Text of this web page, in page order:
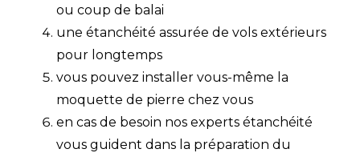
ou coup de balai
une étanchéité assurée de vols extérieurs
pour longtemps
vous pouvez installer vous-même la
moquette de pierre chez vous
en cas de besoin nos experts étanchéité
vous guident dans la préparation du